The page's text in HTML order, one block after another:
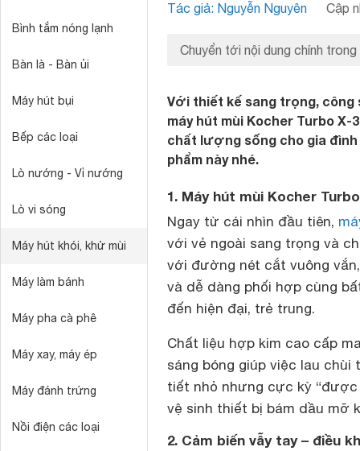
Bình tắm nóng lạnh
Bàn là - Bàn ủi
Máy hút bụi
Bếp các loại
Lò nướng - Vỉ nướng
Lò vi sóng
Máy hút khói, khử mùi
Máy làm bánh
Máy pha cà phê
Máy xay, máy ép
Máy đánh trứng
Nồi điện các loại
Tác giả: Nguyễn Nguyên Cập
Chuyển tới nội dung chính trong
Với thiết kế sang trọng, công
máy hút mùi Kocher Turbo X-
chất lượng sống cho gia đình
phẩm này nhé.
1. Máy hút mùi Kocher
Ngay từ cái nhìn đầu tiên,
với vẻ ngoài sang trọng và
với đường nét cắt vuông
và dễ dàng phối hợp cùng
đến hiện đại, trẻ trung.
Chất liệu hợp kim cao cấp
sáng bóng giúp việc lau
tiết nhỏ nhưng cực kỳ “được
vệ sinh thiết bị bám dầu mỡ
2. Cảm biến vẫy tay – điều